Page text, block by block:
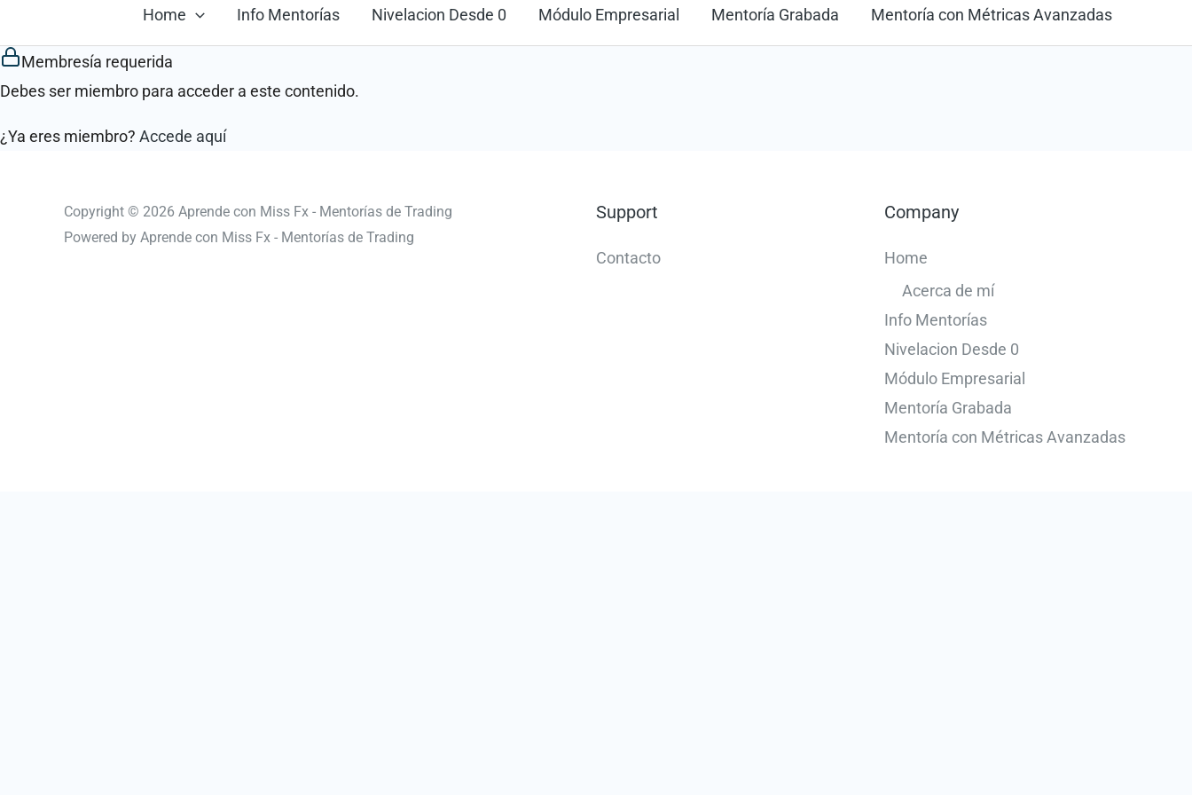
al
contenido
Home Info Mentorías Nivelacion Desde 0 Módulo Empresarial Mentoría Grabada Mentoría con Métricas Avanzadas
Membresía requerida
Debes ser miembro para acceder a este contenido.
¿Ya eres miembro? Accede aquí
Copyright © 2026 Aprende con Miss Fx - Mentorías de Trading
Powered by Aprende con Miss Fx - Mentorías de Trading
Support
Contacto
Company
Home
Acerca de mí
Info Mentorías
Nivelacion Desde 0
Módulo Empresarial
Mentoría Grabada
Mentoría con Métricas Avanzadas